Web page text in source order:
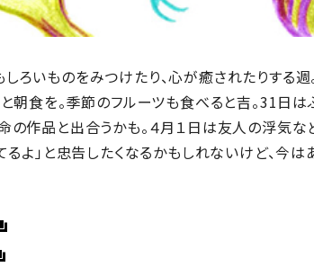
ろいものをみつけたり、心が癒されたりする週
朝食を。季節のフルーツも食べると吉。31日
の作品と出合うかも。４月１日は友人の浮気な
るよ」と忠告したくなるかもしれないけど、今